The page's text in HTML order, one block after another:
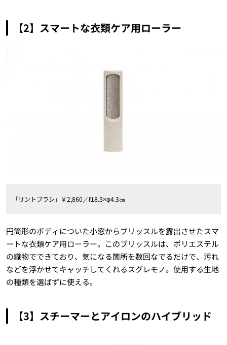
【2】スマートな衣類ケア用ローラー
「リントブラシ」￥2,860／ℓ18.5×φ4.3㎝
円筒形のボディについた小窓からブリッスルを露出させたスマ
ートな衣類ケア用ローラー。このブリッスルは、ポリエステル
の織物でできており、気になる箇所を数回なでるだけで、汚れ
などを浮かせてキャッチしてくれるスグレモノ。使用する生地
の種類を選ばずに使える。
【3】スチーマーとアイロンのハイブリッド